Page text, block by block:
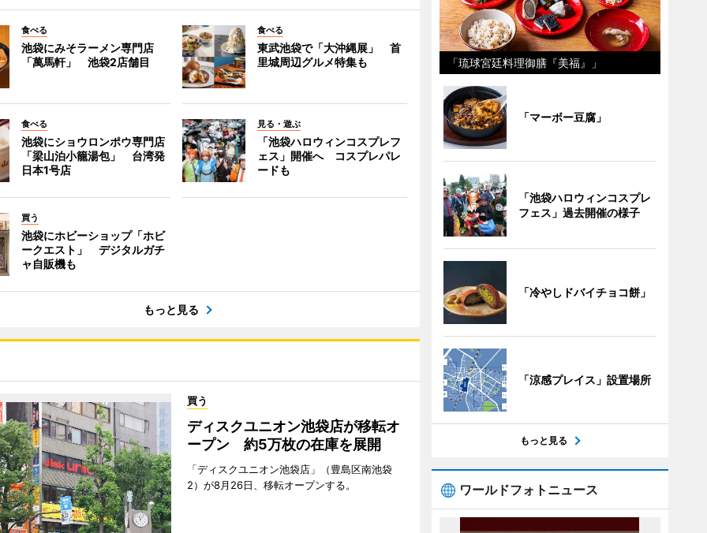
食べる
池袋にみそラーメン専門店
「萬馬軒」 池袋2店舗目
食べる
東武池袋で「大沖縄展」 首
里城周辺グルメ特集も
食べる
池袋にショウロンポウ専門店
「梁山泊小籠湯包」 台湾発
日本1号店
見る・遊ぶ
「池袋ハロウィンコスプレフ
ェス」開催へ コスプレパレ
ードも
買う
池袋にホビーショップ「ホビ
ークエスト」 デジタルガチ
ャ自販機も
もっと見る
買う
ディスクユニオン池袋店が移転オ
ープン 約5万枚の在庫を展開
「ディスクユニオン池袋店」（豊島区南池袋
2）が8月26日、移転オープンする。
「琉球宮廷料理御膳『美福』」
「マーボー豆腐」
「池袋ハロウィンコスプレ
フェス」過去開催の様子
「冷やしドバイチョコ餅」
「涼感プレイス」設置場所
もっと見る
ワールドフォトニュース